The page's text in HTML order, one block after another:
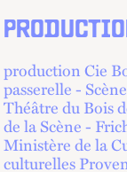
production Cie
passerelle -
Théâtre du Bois
de la Scène -
Ministère de la
culturelles